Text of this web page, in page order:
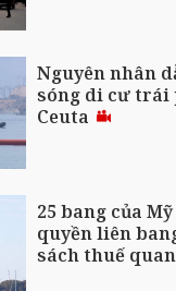
Nguyên nhân
sóng di cư trái
Ceuta
25 bang của
quyền liên
sách thuế